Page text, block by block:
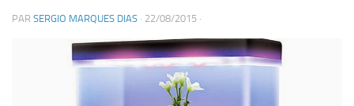
PAR SERGIO MARQUES DIAS · 22/08/2015 ·